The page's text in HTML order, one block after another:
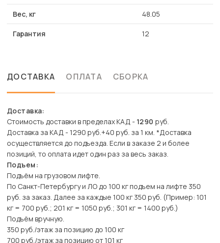
Вес, кг 48.05
Гарантия 12
ДОСТАВКА ОПЛАТА СБОРКА
Доставка:
Стоимость доставки в пределах КАД - 1290 руб.
Доставка за КАД - 1290 руб.+40 руб. за 1 км. *Доставка
осуществляется до подъезда. Если в заказе 2 и более
позиций, то оплата идет один раз за весь заказ.
Подъем:
Подъём на грузовом лифте.
По Санкт-Петербургу и ЛО до 100 кг подъем на лифте 350
руб. за заказ. Далее за каждые 100 кг 350 руб. (Пример: 101
кг = 700 руб.; 201 кг = 1050 руб.; 301 кг = 1400 руб.)
Подъём вручную.
350 руб./этаж за позицию до 100 кг
700 руб./этаж за позицию от 101 кг